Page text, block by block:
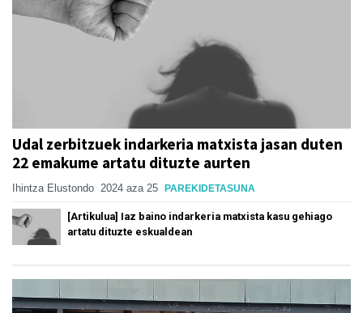
Udal zerbitzuek indarkeria matxista jasan duten
22 emakume artatu dituzte aurten
Ihintza Elustondo 2024 aza 25 PAREKIDETASUNA
[Artikulua] Iaz baino indarkeria matxista kasu gehiago
artatu dituzte eskualdean